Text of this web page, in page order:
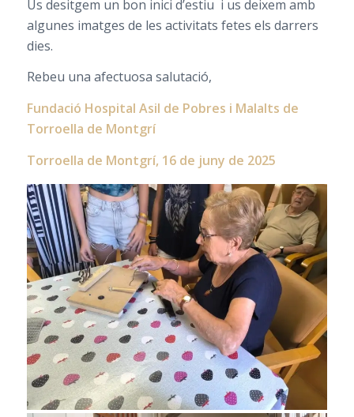
Us desitgem un bon inici d’estiu i us deixem amb
algunes imatges de les activitats fetes els darrers
dies.
Rebeu una afectuosa salutació,
Fundació Hospital Asil de Pobres i Malalts de
Torroella de Montgrí
Torroella de Montgrí, 16 de juny de 2025